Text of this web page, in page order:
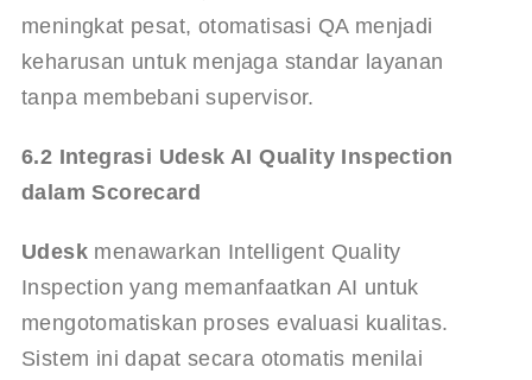
meningkat pesat, otomatisasi QA menjadi
keharusan untuk menjaga standar layanan
tanpa membebani supervisor.
6.2 Integrasi Udesk AI Quality Inspection
dalam Scorecard
Udesk menawarkan Intelligent Quality
Inspection yang memanfaatkan AI untuk
mengotomatiskan proses evaluasi kualitas.
Sistem ini dapat secara otomatis menilai